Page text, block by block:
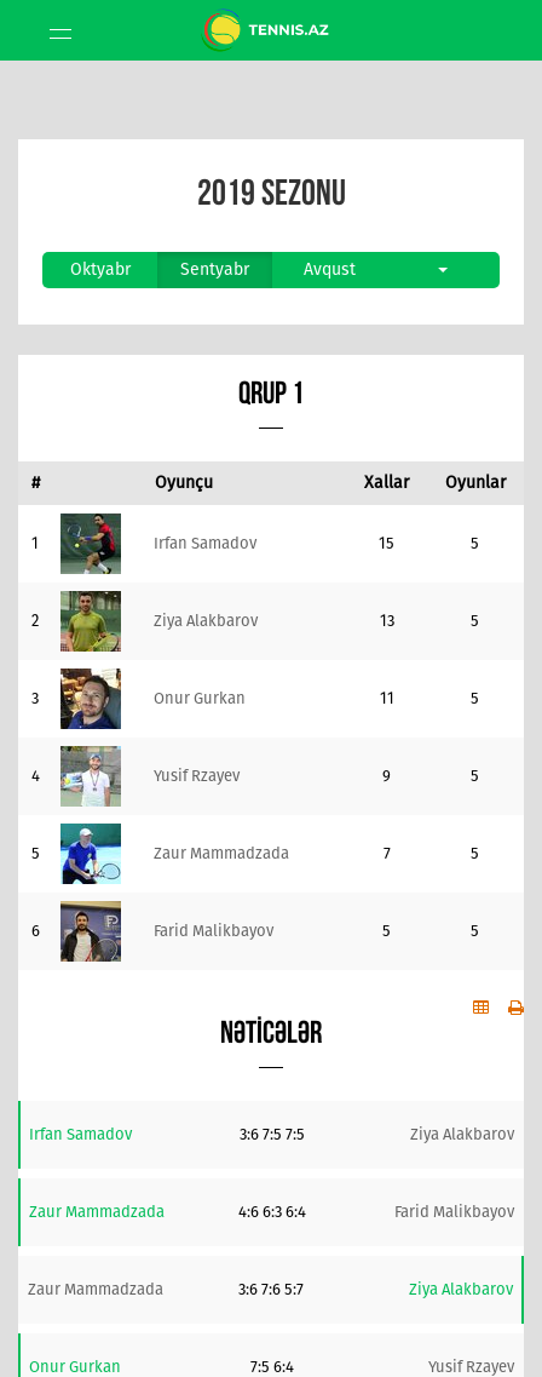
2019 SEZONU
Oktyabr Sentyabr Avqust
QRUP 1
# Oyunçu Xallar Oyunlar
1 Irfan Samadov 15 5
2 Ziya Alakbarov 13 5
3 Onur Gurkan 11 5
4 Yusif Rzayev 9 5
5 Zaur Mammadzada 7 5
6 Farid Malikbayov 5 5
NƏTICƏLƏR
Irfan Samadov 3:6 7:5 7:5 Ziya Alakbarov
Zaur Mammadzada 4:6 6:3 6:4 Farid Malikbayov
Zaur Mammadzada 3:6 7:6 5:7 Ziya Alakbarov
Onur Gurkan 7:5 6:4 Yusif Rzayev